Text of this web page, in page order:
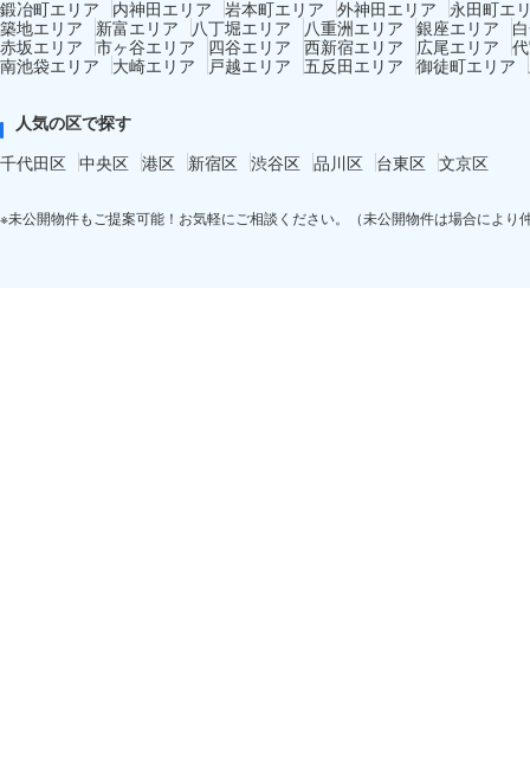
鍛冶町エリア 内神田エリア 岩本町エリア 外神田エリア
永田町エ
築地エリア
新富エリア 八丁堀エリア 八重洲エリア 銀座エリア
赤坂エリア 市ヶ谷エリア 四谷エリア 西新宿エリア 広尾エリア
南池袋エリア
大崎エリア 戸越エリア 五反田エリア 御徒町エリア
人気の区で探す
千代田区 中央区 港区 新宿区 渋谷区 品川区 台東区 文京区
※未公開物件もご提案可能！お気軽にご相談ください。（未公開物件は場合により